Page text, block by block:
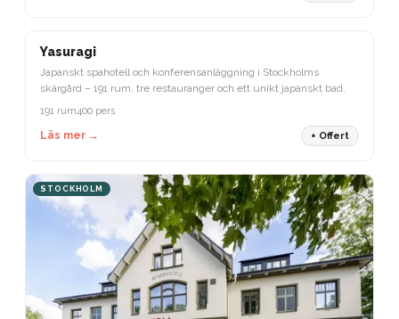
STOCKHOLM
Yasuragi
Japanskt spahotell och konferensanläggning i Stockholms
skärgård – 191 rum, tre restauranger och ett unikt japanskt bad.
191 rum400 pers
Läs mer → + Offert
STOCKHOLM